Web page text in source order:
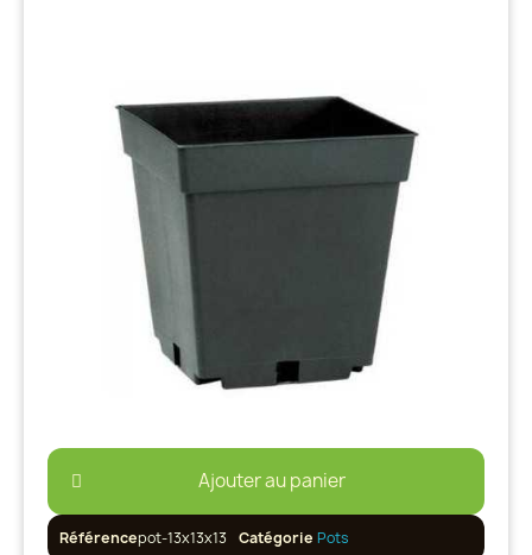
Ajouter au panier
Référencepot-13x13x13 Catégorie Pots